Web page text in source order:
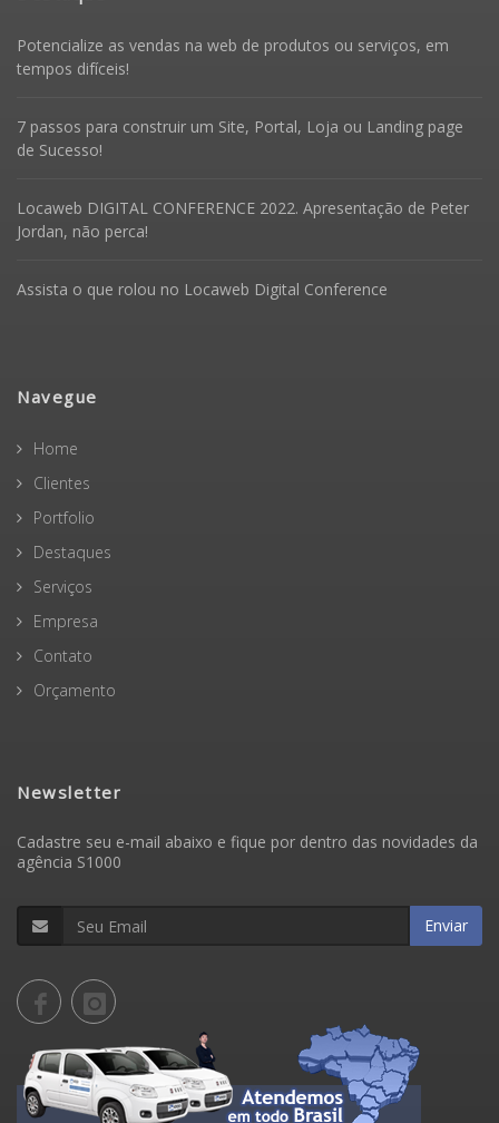
Potencialize as vendas na web de produtos ou serviços, em
tempos difíceis!
7 passos para construir um Site, Portal, Loja ou Landing page
de Sucesso!
Locaweb DIGITAL CONFERENCE 2022. Apresentação de Peter
Jordan, não perca!
Assista o que rolou no Locaweb Digital Conference
Navegue
Home
Clientes
Portfolio
Destaques
Serviços
Empresa
Contato
Orçamento
Newsletter
Cadastre seu e-mail abaixo e fique por dentro das novidades da
agência S1000
Enviar